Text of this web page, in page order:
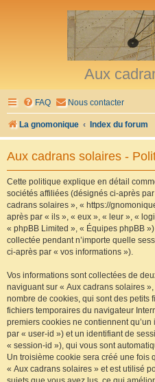
Aux
FAQ Nous contacter
La gnomonique Index du forum
Aux cadrans solaires -
Cette politique explique en détail
sociétés affiliées (désignés ci-après
cadrans solaires », « https://
après par « ils », « eux », « leur », «
« phpBB Limited », « Équipes phpBB
collectée pendant n’importe quelle
ci-après par « vos informations »).
Vos informations sont collectées de
naviguant sur « Aux cadrans solaires
nombre de cookies, qui sont des petits
fichiers temporaires du navigateur
premiers cookies ne contiennent
par « user-id ») et un identifiant de
« session-id »), qui vous sont
Un troisième cookie sera créé une fois
« Aux cadrans solaires » et est utilisé